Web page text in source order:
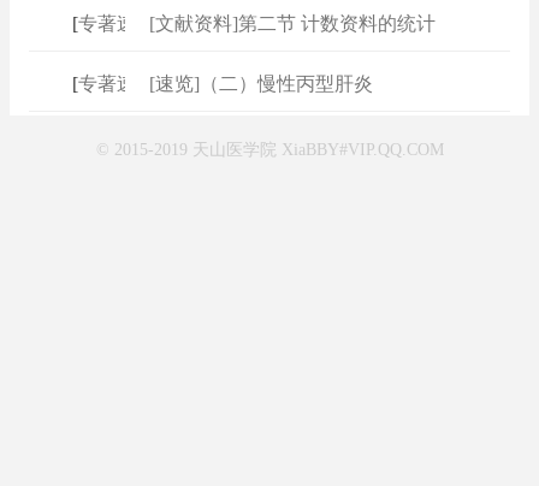
专著速查 ]
[文献资料]第二节 计数资料的统计
专著速查 ]
[速览]（二）慢性丙型肝炎
© 2015-2019 天山医学院 XiaBBY#VIP.QQ.COM